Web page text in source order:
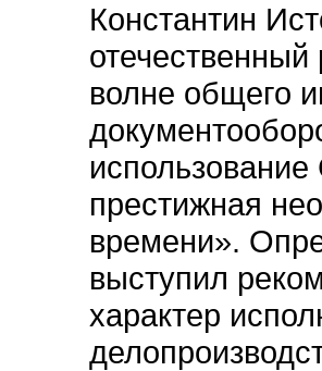
Константин
волне общего
престижная
времени».
выступил
характер